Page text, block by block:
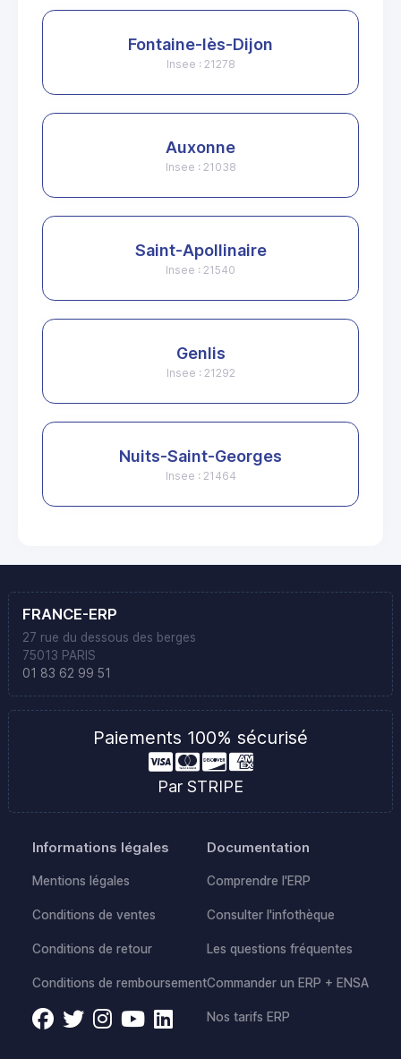
Fontaine-lès-Dijon
Insee : 21278
Auxonne
Insee : 21038
Saint-Apollinaire
Insee : 21540
Genlis
Insee : 21292
Nuits-Saint-Georges
Insee : 21464
FRANCE-ERP
27 rue du dessous des berges
75013 PARIS
01 83 62 99 51
Paiements 100% sécurisé
Par STRIPE
Informations légales
Mentions légales
Conditions de ventes
Conditions de retour
Conditions de remboursement
Documentation
Comprendre l'ERP
Consulter l'infothèque
Les questions fréquentes
Commander un ERP + ENSA
Nos tarifs ERP